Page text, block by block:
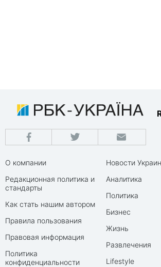
О компании
Редакционная политика и
стандарты
Как стать нашим автором
Правила пользования
Правовая информация
Политика
конфиденциальности
Новости
Аналитика
Политика
Бизнес
Жизнь
Развлечения
Lifestyle